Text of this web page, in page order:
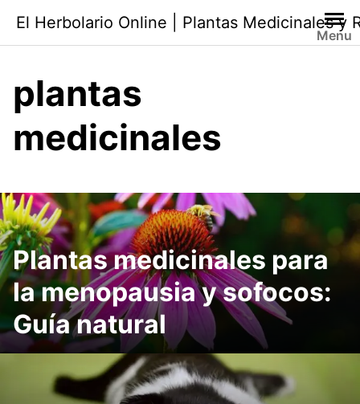
contenido
El Herbolario Online | Plantas Medicinales y
Menu
plantas
medicinales
Plantas medicinales para
la menopausia y sofocos:
Guía natural